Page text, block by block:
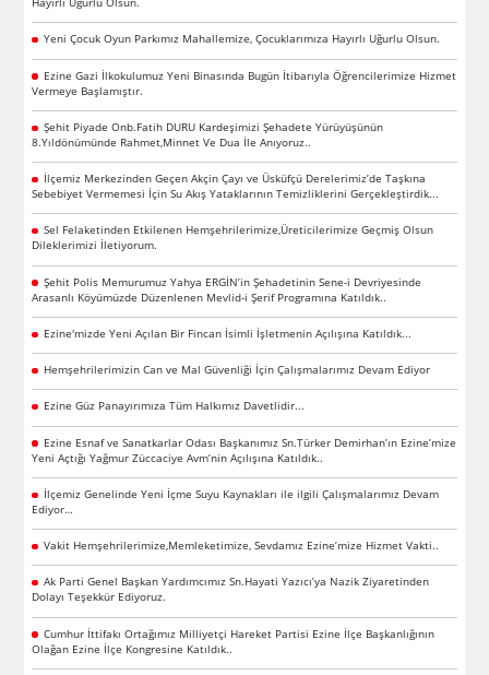
Yeni Çocuk Oyun Parkımız Mahallemize, Çocuklarımıza Hayırlı Uğurlu Olsun.
Ezine Gazi İlkokulumuz Yeni Binasında Bugün İtibarıyla Öğrencilerimize Hizmet
Vermeye Başlamıştır.
Şehit Piyade Onb.Fatih DURU Kardeşimizi Şehadete Yürüyüşünün
8.Yıldönümünde Rahmet,Minnet Ve Dua İle Anıyoruz..
İlçemiz Merkezinden Geçen Akçin Çayı ve Üsküfçü Derelerimiz’de Taşkına
Sebebiyet Vermemesi İçin Su Akış Yataklarının Temizliklerini Gerçekleştirdik...
Sel Felaketinden Etkilenen Hemşehrilerimize,Üreticilerimize Geçmiş Olsun
Dileklerimizi İletiyorum.
Şehit Polis Memurumuz Yahya ERGİN’in Şehadetinin Sene-i Devriyesinde
Arasanlı Köyümüzde Düzenlenen Mevlid-i Şerif Programına Katıldık..
Ezine'mizde Yeni Açılan Bir Fincan İsimli İşletmenin Açılışına Katıldık...
Hemşehrilerimizin Can ve Mal Güvenliği İçin Çalışmalarımız Devam Ediyor
Ezine Güz Panayırımıza Tüm Halkımız Davetlidir...
Ezine Esnaf ve Sanatkarlar Odası Başkanımız Sn.Türker Demirhan’ın Ezine’mize
Yeni Açtığı Yağmur Züccaciye Avm’nin Açılışına Katıldık..
İlçemiz Genelinde Yeni İçme Suyu Kaynakları ile ilgili Çalışmalarımız Devam
Ediyor…
Vakit Hemşehrilerimize,Memleketimize, Sevdamız Ezine’mize Hizmet Vakti..
Ak Parti Genel Başkan Yardımcımız Sn.Hayati Yazıcı’ya Nazik Ziyaretinden
Dolayı Teşekkür Ediyoruz.
Cumhur İttifakı Ortağımız Milliyetçi Hareket Partisi Ezine İlçe Başkanlığının
Olağan Ezine İlçe Kongresine Katıldık..